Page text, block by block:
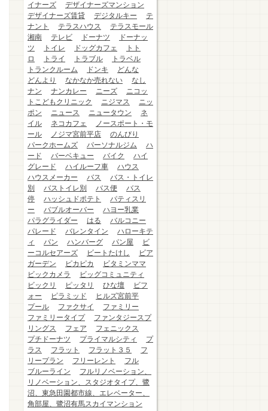
イナーズ
デザイナーズマンション
デザイナーズ賃貸
デジタルキー
テ
ナント
テラスハウス
テラスモール
湘南
テレビ ドーナツ
ドーナッ
ツ
トイレ ドッグカフェ
トト
ロ
トライ トラブル
トラベル
トランクルーム
ドンキ
どんな
どんより
なかなか売れない
なし
ナン
ナンカレー ニーズ
ニコッ
トこどもクリニック
ニジマス
ニッ
ポン
ニュース ニュータウン
ネ
イル
ネコカフェ
ノースポート・モ
ール
ノジマ宮前平店
のんびり
パークホームズ
パーソナルジム
ハ
ード
バーベキュー バイク
ハイ
グレード
ハイルーフ車
ハウス
ハウスメーカー
バス
バス・トイレ
別
バストイレ別 バス便
バス
停
ハッシュドポテト
パティスリ
ー
バブルオーバー
ハヨー乳業
パラグライダー
はる
バルコニー
パレード
バレンタイン
ハローキテ
ィ
パン ハンバーグ パン屋
ビ
ーコルセアーズ
ビートたけし
ビア
ガーデン
ピカピカ
ビタミンママ
ビックカメラ
ビッグコミュニティ
ビックリ
ピッタリ ひな壇
ビフ
ォー
ピラミッド
ヒルズ宮前平
プール
ファクサイ
ファミリー
ファミリータイプ
ファンタジースプ
リングス
フェア
フェニックス
プチドーナツ
プライマルシティ
プ
ラス
フラット フラット３５
フ
リープラン
フリーレント
フル
ブルーライン
フルリノベーション、
リノベーション、スタジオタイプ、鷺
沼、東急田園都市線、エレベーター、
角部屋、鷺沼有馬スカイマンション